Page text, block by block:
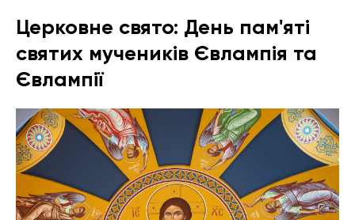
Церковне свято: День пам'яті
святих мучеників Євлампія та
Євлампії